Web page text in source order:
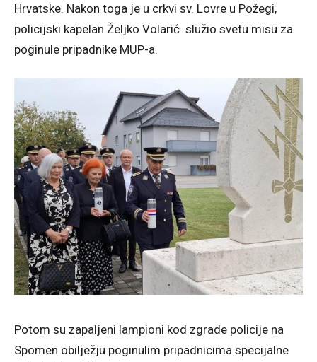
Hrvatske. Nakon toga je u crkvi sv. Lovre u Požegi,
policijski kapelan Željko Volarić služio svetu misu za
poginule pripadnike MUP-a.
Potom su zapaljeni lampioni kod zgrade policije na
Spomen obilježju poginulim pripadnicima specijalne